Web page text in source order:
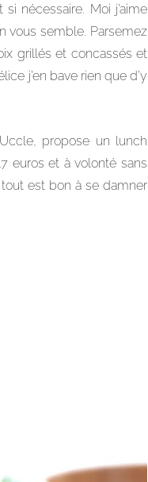
nécessaire. Moi j’aime
vous semble. Parsemez
grillés et concassés et
j’en bave rien que d’y
propose un lunch
euros et à volonté sans
est bon à se damner